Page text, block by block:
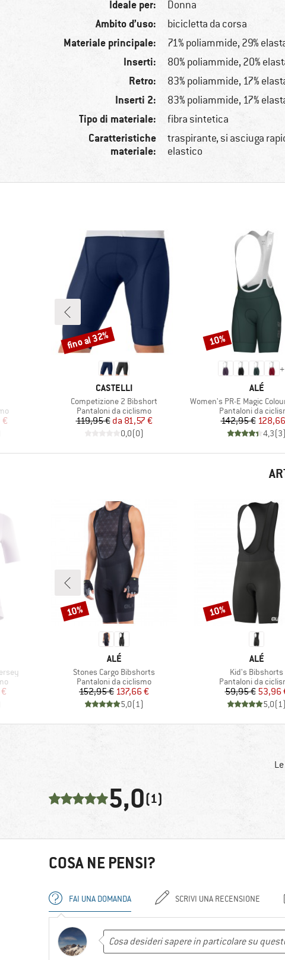
Ideale per: Donna
Ambito d’uso: bicicletta da corsa
Materiale principale: 71% poliammide, 29%
Inserti: 80% poliammide, 20%
Retro: 83% poliammide, 17%
Inserti 2: 83% poliammide, 17%
Tipo di materiale: fibra sintetica
Caratteristiche
materiale:
traspirante, si asciuga
elastico
€
MARCHIO
CASTELLI
Articolo
Competizione 2 Bibshort
Gruppo di prodotti
Pantaloni da ciclismo
Prezzo
119,95 € Prezzo ridotto
da 81,57 €
0,0(0)
Sconto
fino al 32%
+
MARCHIO
ALÉ
Articolo
Women's PR-E Magic
Gruppo di prodotti
Pantaloni da
Prezzo
142,95 €Prezzo
4,3(3)
Sconto
10%
MARCHIO
ALÉ
Articolo
Stones Cargo Bibshorts
Gruppo di prodotti
Pantaloni da ciclismo
Prezzo
152,95 €Prezzo ridotto
137,66 €
5,0(1)
Sconto
10%
MARCHIO
ALÉ
Articolo
Kid's Bibshorts
Gruppo di prodotti
Pantaloni da
Prezzo
59,95 €Prezzo
53,96
5,0(1)
Sconto
10%
5,0(1)
COSA NE PENSI?
FAI UNA DOMANDA SCRIVI UNA RECENSIONE